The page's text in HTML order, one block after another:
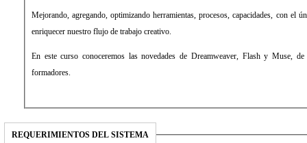
Mejorando, agregando, optimizando herramientas, procesos, capacidades, con el
enriquecer nuestro flujo de trabajo creativo.
En este curso conoceremos las novedades de Dreamweaver, Flash y Muse,
formadores.
REQUERIMIENTOS DEL SISTEMA